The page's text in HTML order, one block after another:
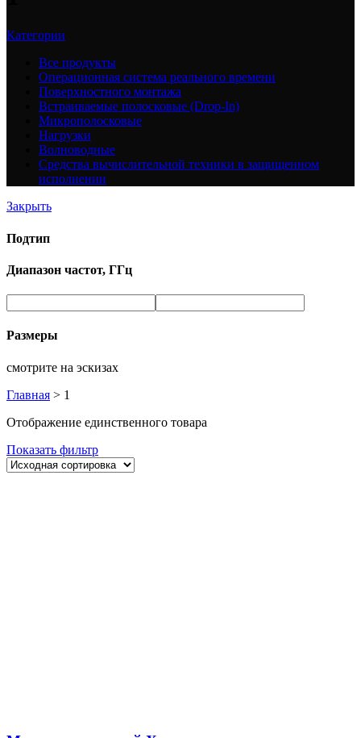
Категории
Все продукты
Операционная система реального времени
Поверхностного монтажа
Встраиваемые полосковые (Drop-In)
Микрополосковые
Нагрузки
Волноводные
Средства вычислительной техники в защищенном
исполнении
Закрыть
Подтип
Диапазон частот, ГГц
Размеры
смотрите на эскизах
Главная > 1
Отображение единственного товара
Показать фильтр